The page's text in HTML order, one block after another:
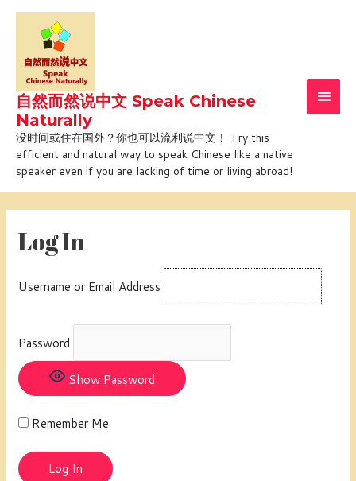
Skip
content
自然而然说中文 Speak Chinese
Naturally
没时间或住在国外？你也可以流利说中文！ Try this
efficient and natural way to speak Chinese like a native
speaker even if you are lacking of time or living abroad!
Log In
Username or Email Address
Password
Show Password
Remember Me